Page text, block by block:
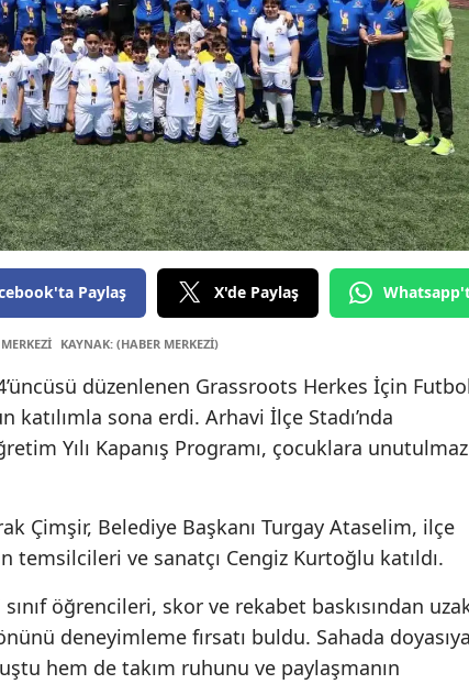
Edirne
Elazığ
Erzincan
Erzurum
Giresun
Hakkari
İstanbul
İzmir
Kars
Paylaş X'de Paylaş
KAYNAK: (HABER MERKEZİ)
düzenlenen Grassroots Herkes İçin
sona erdi. Arhavi İlçe Stadı’nda
Yılı Kapanış Programı, çocuklara unutulmaz
Çimşir, Belediye Başkanı Turgay Ataselim, ilçe
temsilcileri ve sanatçı Cengiz Kurtoğlu katıldı.
öğrencileri, skor ve rekabet baskısından
deneyimleme fırsatı buldu. Sahada doyasıya
hem de takım ruhunu ve paylaşmanın